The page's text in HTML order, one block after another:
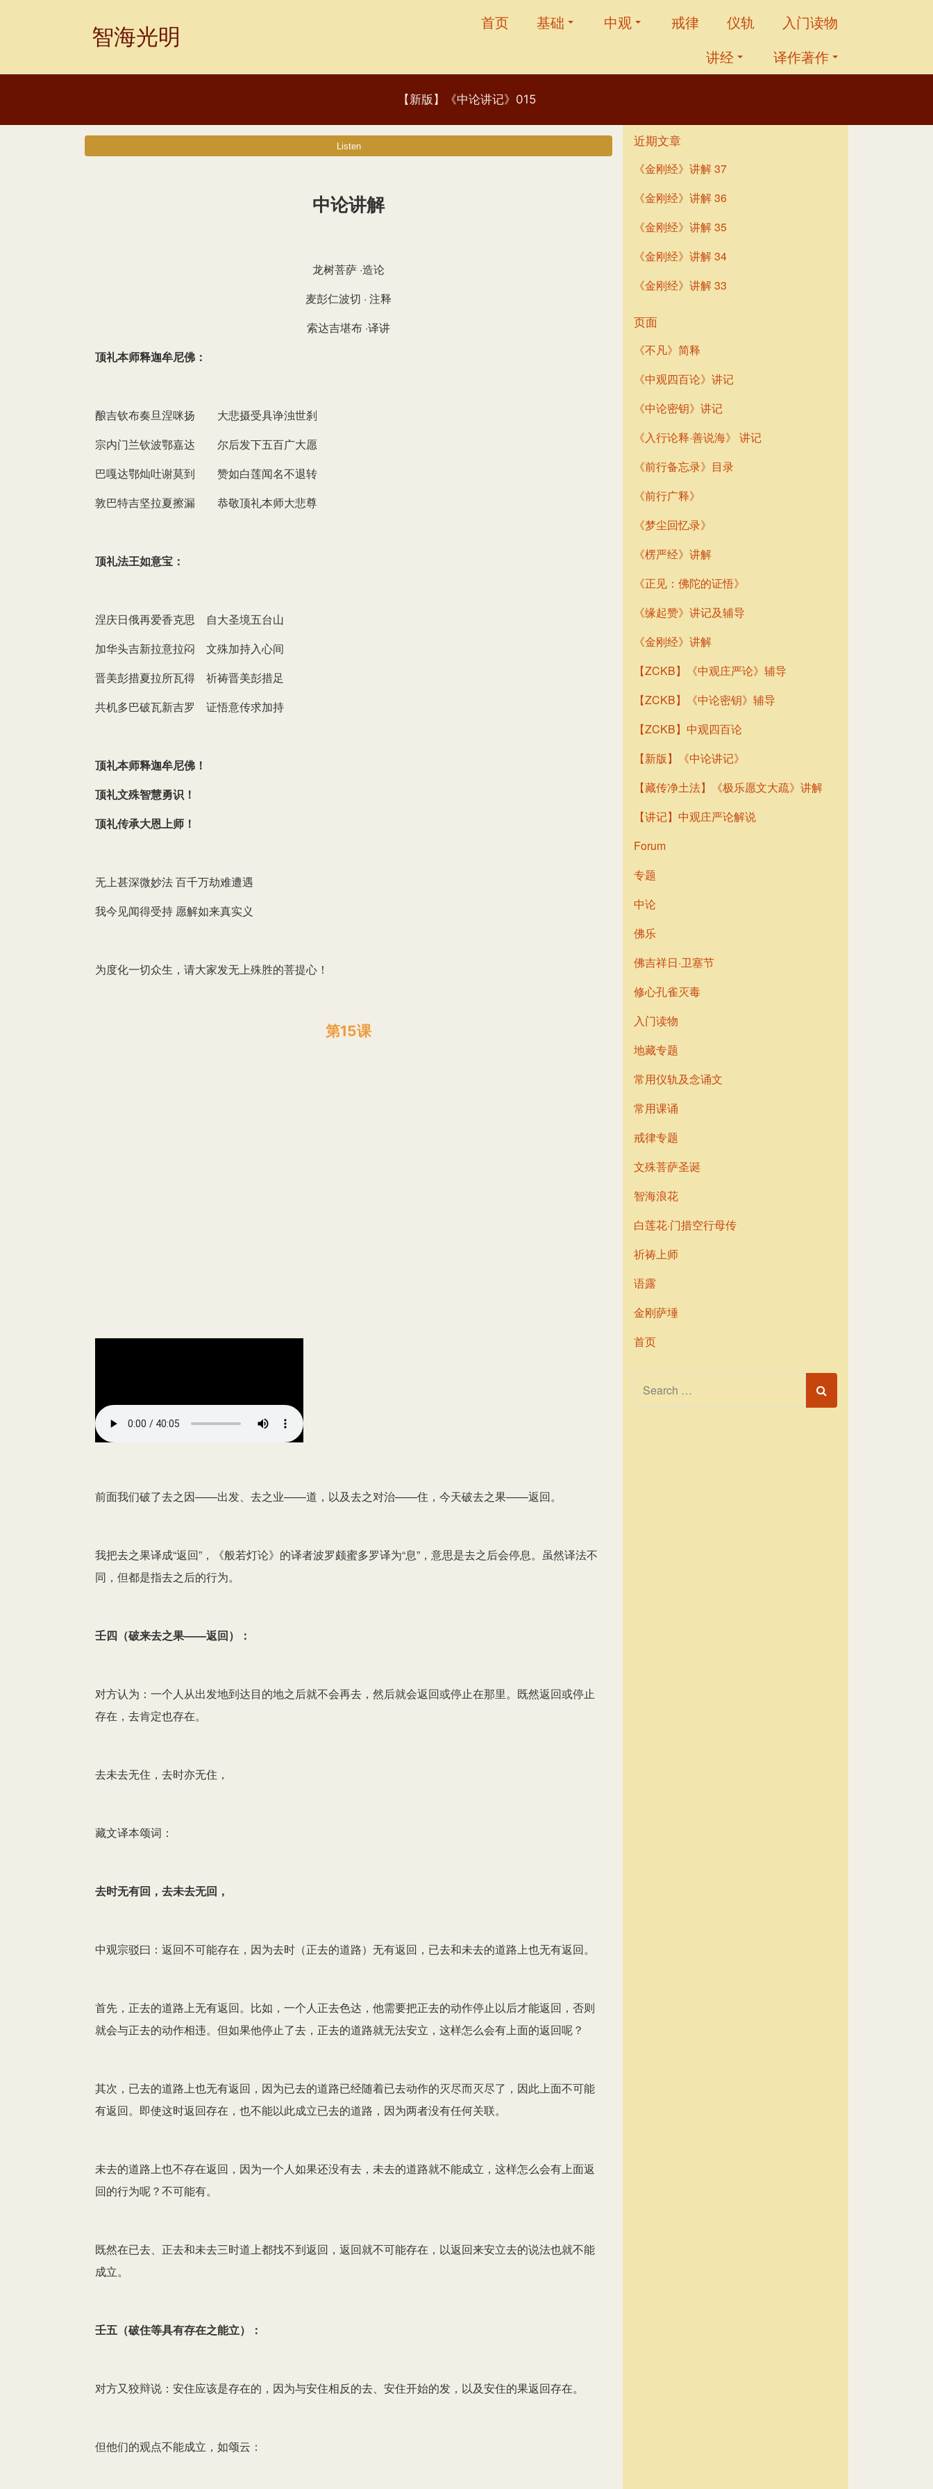
智海光明 首页 基础 中观 戒律 仪轨
入门读物
讲经
译作著作
【新版】《中论讲记》015
中论讲解
龙树菩萨 ·造论
麦彭仁波切 · 注释
索达吉堪布 ·译讲
顶礼本师释迦牟尼佛：
酿吉钦布奏旦涅咪扬 大悲摄受具诤浊世刹
宗内门兰钦波鄂嘉达 尔后发下五百广大愿
巴嘎达鄂灿吐谢莫到 赞如白莲闻名不退转
敦巴特吉坚拉夏擦漏 恭敬顶礼本师大悲尊
顶礼法王如意宝：
涅庆日俄再爱香克思 自大圣境五台山
加华头吉新拉意拉闷 文殊加持入心间
晋美彭措夏拉所瓦得 祈祷晋美彭措足
共机多巴破瓦新吉罗 证悟意传求加持
顶礼本师释迦牟尼佛！
顶礼文殊智慧勇识！
顶礼传承大恩上师！
无上甚深微妙法 百千万劫难遭遇
我今见闻得受持 愿解如来真实义
为度化一切众生，请大家发无上殊胜的菩提心！
第15课
前面我们破了去之因——出发、去之业——道，以及去之对治——住，今天破去之果——返回。
我把去之果译成“返回”，《般若灯论》的译者波罗颇蜜多罗译为“息”，意思是去之后会停息。虽然译法不
同，但都是指去之后的行为。
壬四（破来去之果——返回）：
对方认为：一个人从出发地到达目的地之后就不会再去，然后就会返回或停止在那里。既然返回或停止
存在，去肯定也存在。
去未去无住，去时亦无住，
藏文译本颂词：
去时无有回，去未去无回，
中观宗驳曰：返回不可能存在，因为去时（正去的道路）无有返回，已去和未去的道路上也无有返回。
首先，正去的道路上无有返回。比如，一个人正去色达，他需要把正去的动作停止以后才能返回，否则
就会与正去的动作相违。但如果他停止了去，正去的道路就无法安立，这样怎么会有上面的返回呢？
其次，已去的道路上也无有返回，因为已去的道路已经随着已去动作的灭尽而灭尽了，因此上面不可能
有返回。即使这时返回存在，也不能以此成立已去的道路，因为两者没有任何关联。
未去的道路上也不存在返回，因为一个人如果还没有去，未去的道路就不能成立，这样怎么会有上面返
回的行为呢？不可能有。
既然在已去、正去和未去三时道上都找不到返回，返回就不可能存在，以返回来安立去的说法也就不能
成立。
壬五（破住等具有存在之能立）：
对方又狡辩说：安住应该是存在的，因为与安住相反的去、安住开始的发，以及安住的果返回存在。
但他们的观点不能成立，如颂云：
近期文章
《金刚经》讲解 37
《金刚经》讲解 36
《金刚经》讲解 35
《金刚经》讲解 34
《金刚经》讲解 33
页面
《不凡》简释
《中观四百论》讲记
《中论密钥》讲记
《入行论释·善说海》 讲记
《前行备忘录》目录
《前行广释》
《梦尘回忆录》
《楞严经》讲解
《正见：佛陀的证悟》
《缘起赞》讲记及辅导
《金刚经》讲解
【ZCKB】《中观庄严论》辅导
【ZCKB】《中论密钥》辅导
【ZCKB】中观四百论
【新版】《中论讲记》
【藏传净土法】《极乐愿文大疏》讲解
【讲记】中观庄严论解说
Forum
专题
中论
佛乐
佛吉祥日·卫塞节
修心孔雀灭毒
入门读物
地藏专题
常用仪轨及念诵文
常用课诵
戒律专题
文殊菩萨圣诞
智海浪花
白莲花·门措空行母传
祈祷上师
语露
金刚萨埵
首页